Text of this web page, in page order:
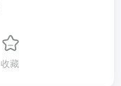
收藏